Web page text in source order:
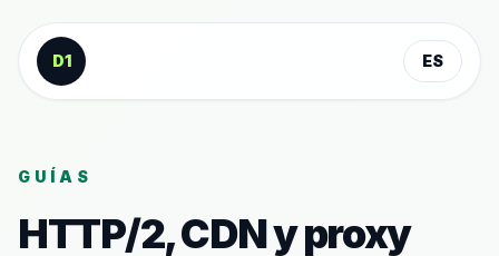
Saltar al contenido
D1
ES
GUÍAS
HTTP/2, CDN y proxy